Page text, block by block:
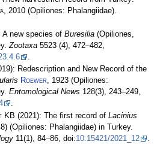
, 2010 (Opiliones: Phalangiidae).
A new species of Buresilia (Opiliones,
Zootaxa 5523 (4), 472–482,
.
Redescription and New Record of the
Roewer, 1923 (Opiliones:
Entomological News 128(3), 243–249,
.
KB (2021): The first record of Lacinius
(Opiliones: Phalangiidae) in Turkey.
11(1), 84–86, doi:10.15421/2021_12